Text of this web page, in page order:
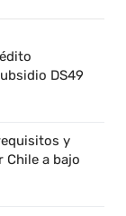
DS49
y
Chile a bajo